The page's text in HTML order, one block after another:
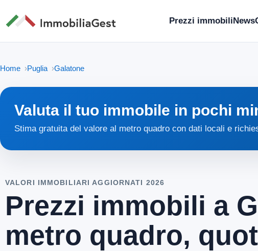
Prezzi immobiliNews
Home Puglia Galatone
Valuta il tuo immobile in pochi
Stima gratuita del valore al metro quadro con dati locali e
VALORI IMMOBILIARI AGGIORNATI 2026
Prezzi immobili a
metro quadro,